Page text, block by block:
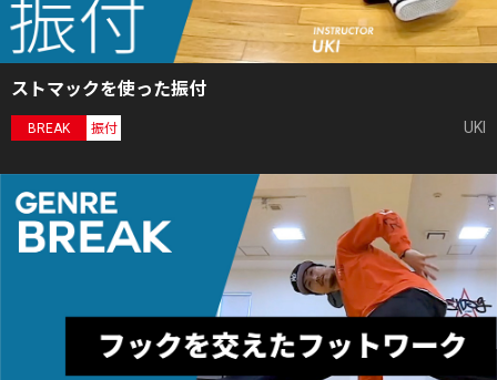
ストマックを使った振付
BREAK 振付 UKI